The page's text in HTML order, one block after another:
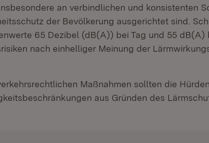
an verbindlichen und konsistenten
der Bevölkerung ausgerichtet sind.
65 Dezibel (dB(A)) bei Tag und 55 dB(A)
nach einhelliger Meinung der
Maßnahmen sollten die
aus Gründen des